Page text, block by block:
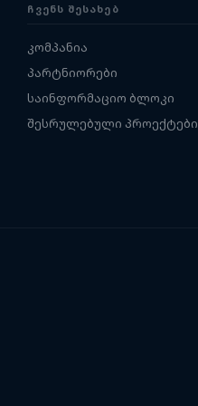
ᲩᲕᲔᲜᲡ ᲨᲔᲡᲐᲮᲔᲑ
კომპანია
პარტნიორები
საინფორმაციო ბლოკი
შესრულებული პროექტები